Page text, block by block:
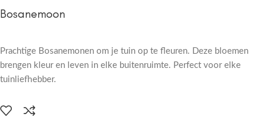
Bosanemoon
Prachtige Bosanemonen om je tuin op te fleuren. Deze bloemen
brengen kleur en leven in elke buitenruimte. Perfect voor elke
tuinliefhebber.